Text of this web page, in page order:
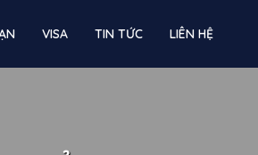
VISA TIN TỨC LIÊN HỆ